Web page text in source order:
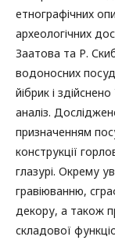
етнографічних
археологічних
Заатова та Р.
водоносних
йібрик і
аналіз.
призначенням
конструкції
глазурі. Окрему
гравіюванню,
декору, а також
складової